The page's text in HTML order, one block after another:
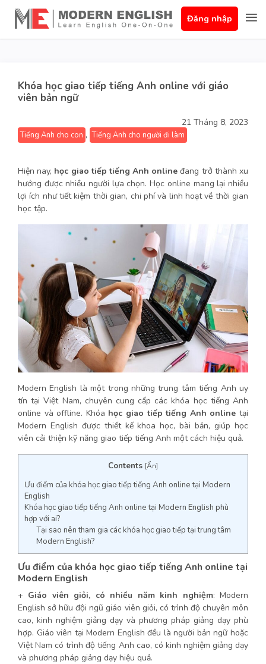
Đăng nhập
Khóa học giao tiếp tiếng Anh online với giáo
viên bản ngữ
21 Tháng 8, 2023
Tiếng Anh cho con , Tiếng Anh cho người đi làm
Hiện nay, học giao tiếp tiếng Anh online đang trở thành xu
hướng được nhiều người lựa chọn. Học online mang lại nhiều
lợi ích như tiết kiệm thời gian, chi phí và linh hoạt về thời gian
học tập.
Modern English là một trong những trung tâm tiếng Anh uy
tín tại Việt Nam, chuyên cung cấp các khóa học tiếng Anh
online và offline. Khóa học giao tiếp tiếng Anh online tại
Modern English được thiết kế khoa học, bài bản, giúp học
viên cải thiện kỹ năng giao tiếp tiếng Anh một cách hiệu quả.
Contents [Ẩn]
Ưu điểm của khóa học giao tiếp tiếng Anh online tại Modern
English
Khóa học giao tiếp tiếng Anh online tại Modern English phù
hợp với ai?
Tại sao nên tham gia các khóa học giao tiếp tại trung tâm
Modern English?
Ưu điểm của khóa học giao tiếp tiếng Anh online tại
Modern English
+ Giáo viên giỏi, có nhiều năm kinh nghiệm: Modern
English sở hữu đội ngũ giáo viên giỏi, có trình độ chuyên môn
cao, kinh nghiệm giảng dạy và phương pháp giảng dạy phù
hợp. Giáo viên tại Modern English đều là người bản ngữ hoặc
Việt Nam có trình độ tiếng Anh cao, có kinh nghiệm giảng dạy
và phương pháp giảng dạy hiệu quả.